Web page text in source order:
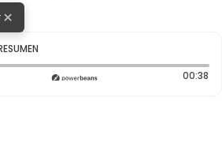
×
transcurrido: 0 segundos 00:38